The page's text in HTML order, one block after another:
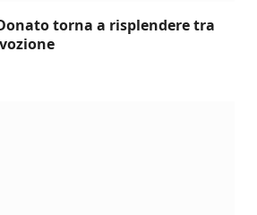
torna a risplendere tra